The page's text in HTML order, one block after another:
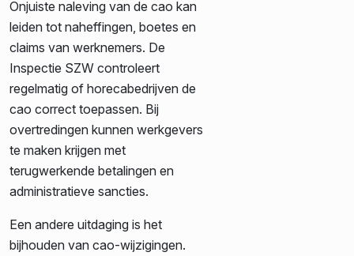
Onjuiste naleving van de cao kan
leiden tot naheffingen, boetes en
claims van werknemers. De
Inspectie SZW controleert
regelmatig of horecabedrijven de
cao correct toepassen. Bij
overtredingen kunnen werkgevers
te maken krijgen met
terugwerkende betalingen en
administratieve sancties.
Een andere uitdaging is het
bijhouden van cao-wijzigingen.